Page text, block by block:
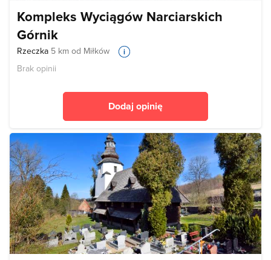
Kompleks Wyciągów Narciarskich
Górnik
Rzeczka 5 km od Miłków
Brak opinii
Dodaj opinię